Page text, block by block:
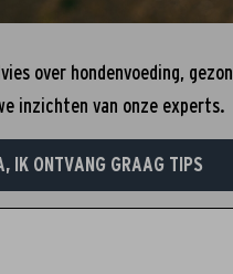
over hondenvoeding,
inzichten van onze experts.
IK ONTVANG GRAAG TIPS